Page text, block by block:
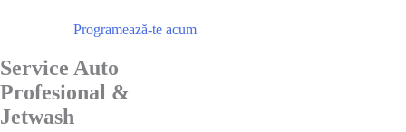
Programează-te acum
Service Auto
Profesional &
Jetwash